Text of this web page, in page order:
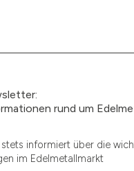
rund um
stets informiert über die
im Edelmetallmarkt